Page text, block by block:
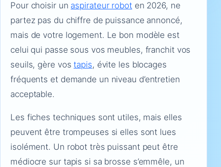
Pour choisir un aspirateur roboten 2026, ne
partez pas du chiffre de puissance annoncé,
mais de votre logement. Le bon modèle est
celui qui passe sous vos meubles, franchit vos
seuils, gère vostapis, évite les blocages
fréquents et demande un niveau d’entretien
acceptable.
Les fiches techniques sont utiles, mais elles
peuvent être trompeuses si elles sont lues
isolément. Un robot très puissant peut être
médiocre sur tapis si sa brosse s’emmêle, un